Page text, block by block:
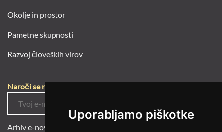
Uporabljamo piškotke
Okolje in prostor
Pametne skupnosti
Razvoj človeških virov
Naroči se na e-novice
Arhiv e-novic